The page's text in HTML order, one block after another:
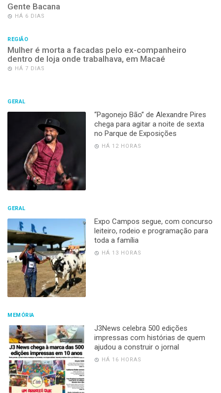
Gente Bacana
HÁ 6 DIAS
REGIÃO
Mulher é morta a facadas pelo ex-companheiro
dentro de loja onde trabalhava, em Macaé
HÁ 7 DIAS
GERAL
“Pagonejo Bão” de Alexandre Pires
chega para agitar a noite de sexta
no Parque de Exposições
HÁ 12 HORAS
GERAL
Expo Campos segue, com concurso
leiteiro, rodeio e programação para
toda a família
HÁ 13 HORAS
MEMÓRIA
J3News celebra 500 edições
impressas com histórias de quem
ajudou a construir o jornal
HÁ 16 HORAS